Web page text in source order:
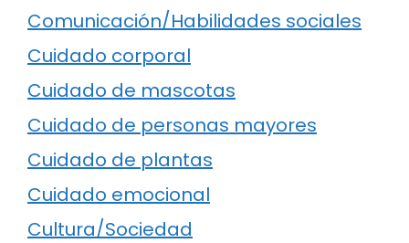
Comunicación/Habilidades sociales
Cuidado corporal
Cuidado de mascotas
Cuidado de personas mayores
Cuidado de plantas
Cuidado emocional
Cultura/Sociedad